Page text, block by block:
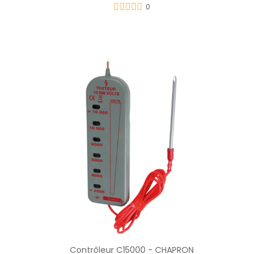
0
Contrôleur C15000 - CHAPRON